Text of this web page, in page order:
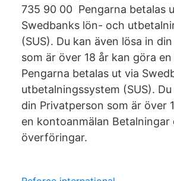
735 90 00 Pengarna betalas
Swedbanks lön- och
(SUS). Du kan även lösa in
som är över 18 år kan göra
Pengarna betalas ut via
utbetalningssystem (SUS).
din Privatperson som är över
en kontoanmälan Betalningar
överföringar.